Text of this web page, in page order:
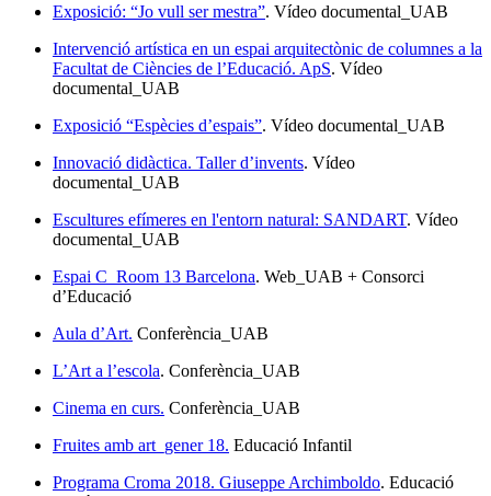
Exposició: “Jo vull ser mestra”. Vídeo documental_UAB
Intervenció artística en un espai arquitectònic de columnes a la
Facultat de Ciències de l’Educació. ApS. Vídeo
documental_UAB
Exposició “Espècies d’espais”. Vídeo documental_UAB
Innovació didàctica. Taller d’invents. Vídeo
documental_UAB
Escultures efímeres en l'entorn natural: SANDART. Vídeo
documental_UAB
Espai C_Room 13 Barcelona. Web_UAB + Consorci
d’Educació
Aula d’Art. Conferència_UAB
L’Art a l’escola. Conferència_UAB
Cinema en curs. Conferència_UAB
Fruites amb art_gener 18. Educació Infantil
Programa Croma 2018. Giuseppe Archimboldo. Educació